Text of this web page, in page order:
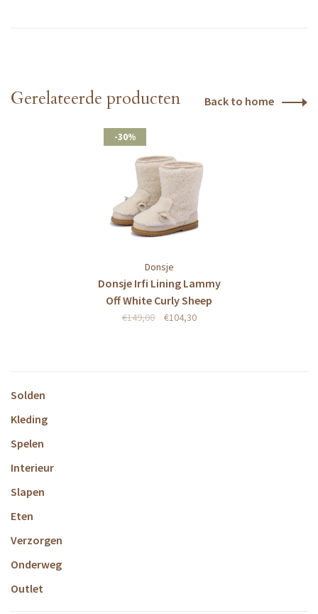
Gerelateerde producten Back to home
-30%
Donsje
Donsje Irfi Lining Lammy
Off White Curly Sheep
Wool
€149,00 €104,30
Solden
Kleding
Spelen
Interieur
Slapen
Eten
Verzorgen
Onderweg
Outlet